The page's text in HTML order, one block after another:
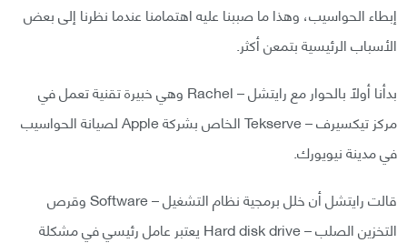
إبطاء الحواسيب، وهذا ما صببنا عليه اهتمامنا عندما نظرنا إلى بعض
الأسباب الرئيسية بتمعن أكثر.
بدأنا أولًا بالحوار مع رايتشل – Rachel وهي خبيرة تقنية تعمل في
مركز تيكسيرف – Tekserve الخاص بشركة Apple لصيانة الحواسيب
في مدينة نيويورك.
قالت رايتشل أن خلل برمجية نظام التشغيل – Software وقرص
التخزين الصلب – Hard disk drive يعتبر عامل رئيسي في مشكلة